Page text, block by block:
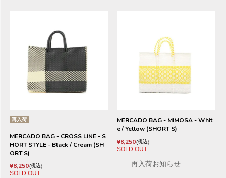
再入荷
MERCADO BAG - CROSS LINE - S
HORT STYLE - Black / Cream (SH
ORT S)
¥8,250 税込
SOLD OUT
MERCADO BAG - MIMOSA - Whit
e / Yellow (SHORT S)
¥8,250 税込
SOLD OUT
再入荷お知らせ